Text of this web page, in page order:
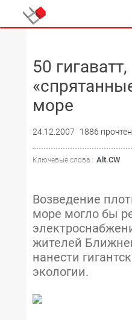
50 гигаватт,
море
24.12.2007 1886
Ключевые слова : Alt.CW
Возведение
море могло бы
жителей
нанести
экологии.